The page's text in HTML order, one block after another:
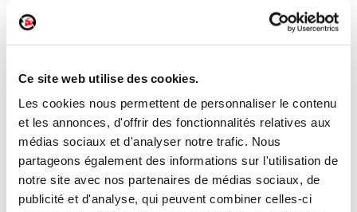
Ce site web utilise des cookies.
Les cookies nous permettent de personnaliser le contenu
et les annonces, d'offrir des fonctionnalités relatives aux
médias sociaux et d'analyser notre trafic. Nous
partageons également des informations sur l'utilisation de
notre site avec nos partenaires de médias sociaux, de
publicité et d'analyse, qui peuvent combiner celles-ci
Poignée extérieure arrière droite
Réf. constructeur :7700433076
Modèle d'origine : RENAULT CLIO 2 2001 - 200607
Modèle de provenance
Caractéristiques techniques
En stock 15,00 € TTC